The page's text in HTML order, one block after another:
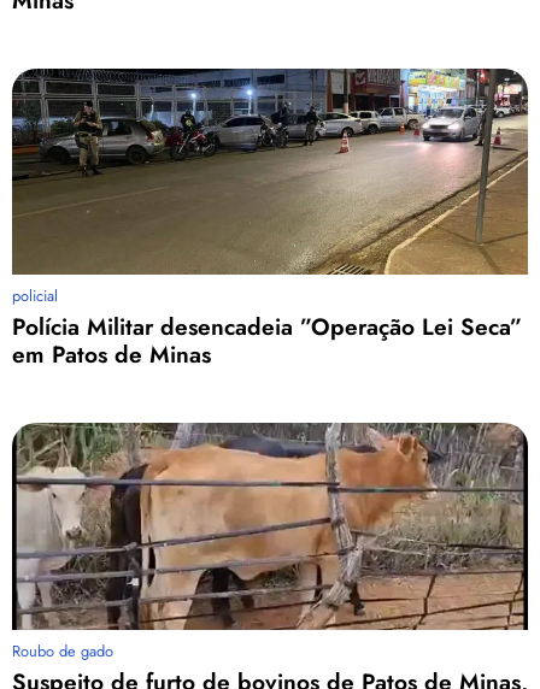
policial
Polícia Militar desencadeia ”Operação Lei Seca”
em Patos de Minas
Roubo de gado
Suspeito de furto de bovinos de Patos de Minas,